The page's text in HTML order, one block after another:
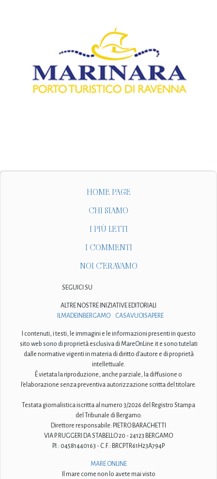
HOME PAGE
CHI SIAMO
I PIÙ LETTI
I COMMENTI
NOI C'ERAVAMO
SEGUICI SU
ALTRE NOSTRE INIZIATIVE EDITORIALI
ILMADEINBERGAMO
CASAVUOISAPERE
I contenuti, i testi, le immagini e le informazioni presenti in questo
sito web sono di proprietà esclusiva di MareOnLine.it e sono tutelati
dalle normative vigenti in materia di diritto d'autore e di proprietà
intellettuale.
È vietata la riproduzione, anche parziale, la diffusione o
l'elaborazione senza preventiva autorizzazione scritta del titolare.
Testata giornalistica iscritta al numero 3/2026 del Registro Stampa
del Tribunale di Bergamo.
Direttore responsabile: PIETRO BARACHETTI
VIA P. RUGGERI DA STABELLO 20 - 24123 BERGAMO
P.I.: 04581440163 - C.F.: BRCPTR61H23A794P
MARE ONLINE
Il mare come non lo avete mai visto